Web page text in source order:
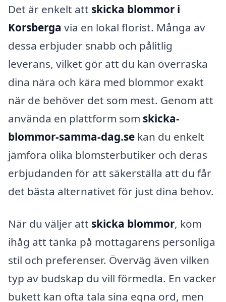
Det är enkelt att skicka blommor i
Korsberga via en lokal florist. Många av
dessa erbjuder snabb och pålitlig
leverans, vilket gör att du kan överraska
dina nära och kära med blommor exakt
när de behöver det som mest. Genom att
använda en plattform som skicka-
blommor-samma-dag.se kan du enkelt
jämföra olika blomsterbutiker och deras
erbjudanden för att säkerställa att du får
det bästa alternativet för just dina behov.
När du väljer att skicka blommor, kom
ihåg att tänka på mottagarens personliga
stil och preferenser. Överväg även vilken
typ av budskap du vill förmedla. En vacker
bukett kan ofta tala sina egna ord, men